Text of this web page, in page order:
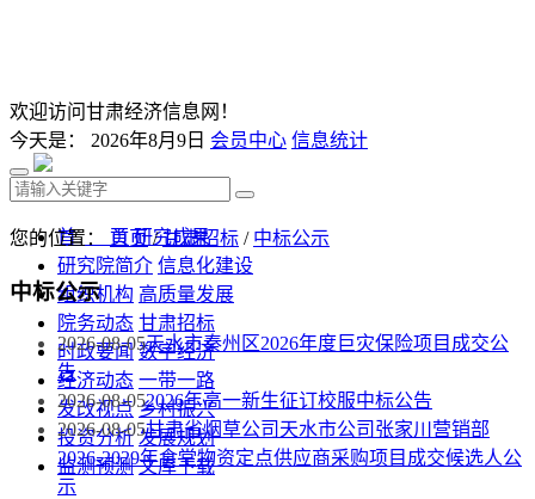
欢迎访问甘肃经济信息网！
今天是： 2026年8月9日 会员中心 信息统计
首 页 研究成果
研究院简介 信息化建设
组织机构 高质量发展
院务动态 甘肃招标
时政要闻 数字经济
经济动态 一带一路
发改视点 乡村振兴
投资分析 发展规划
监测预测 文库下载
您的位置： 首页/甘肃招标 / 中标公示
中标公示
2026-08-05天水市秦州区2026年度巨灾保险项目成交公
告
2026-08-052026年高一新生征订校服中标公告
2026-08-05甘肃省烟草公司天水市公司张家川营销部
2026-2029年食堂物资定点供应商采购项目成交候选人公
示